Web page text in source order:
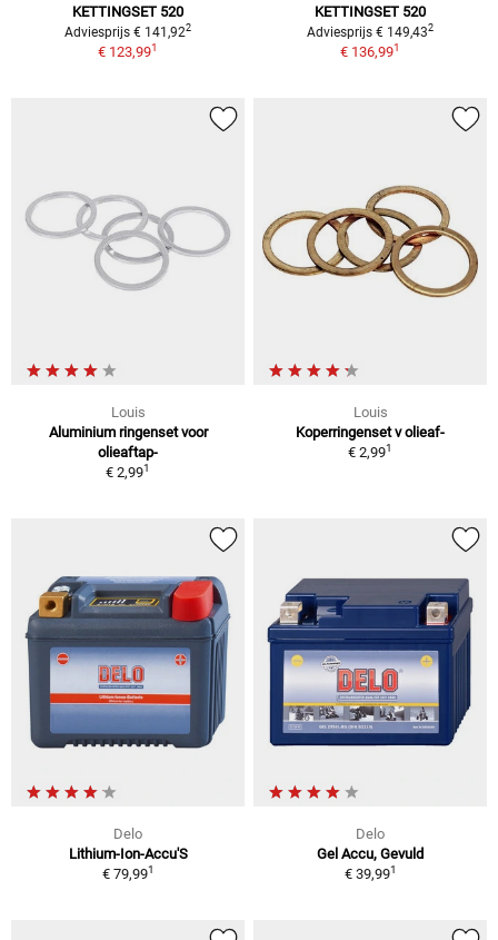
KETTINGSET 520
Adviesprijs € 141,922
€ 123,991
KETTINGSET 520
Adviesprijs € 149,432
€ 136,991
Louis
Aluminium ringenset voor
olieaftap-
€ 2,991
Louis
Koperringenset v olieaf-
€ 2,991
Delo
Lithium-Ion-Accu'S
€ 79,991
Delo
Gel Accu, Gevuld
€ 39,991